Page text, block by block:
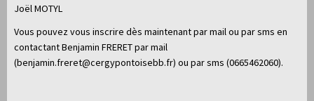
Joël MOTYL
Vous pouvez vous inscrire dès maintenant par mail ou par sms en
contactant Benjamin FRERET par mail
(benjamin.freret@cergypontoisebb.fr) ou par sms (0665462060).